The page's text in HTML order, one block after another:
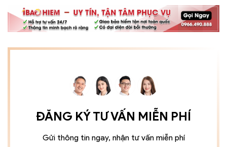
ĐĂNG KÝ TƯ VẤN MIỄN PHÍ
Gửi thông tin ngay, nhận tư vấn miễn phí